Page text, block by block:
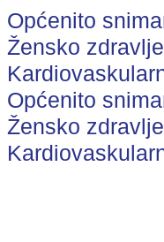
Općenito
Žensko zdravlje
Općenito
Žensko zdravlje